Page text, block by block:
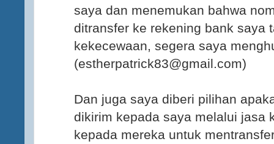
saya dan menemukan bahwa
ditransfer ke rekening bank saya
kekecewaan, segera saya
(estherpatrick83@gmail.com)
Dan juga saya diberi pilihan
dikirim kepada saya melalui jasa
kepada mereka untuk